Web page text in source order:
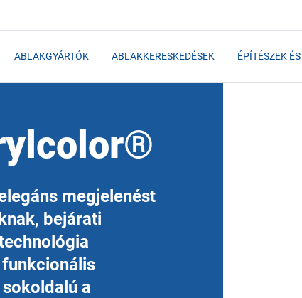
ABLAKGYÁRTÓK ABLAKKERESKEDÉSEK ÉPÍTÉSZEK
megjelenést
bejárati
a